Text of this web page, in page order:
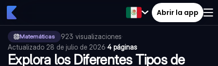
Abrir la app
Matemáticas 923 visualizaciones·
Actualizado 28 de julio de 2026·4 páginas
Explora los Diferentes Tipos de